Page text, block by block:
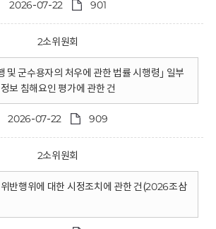
2026-07-22 901
2소위원회
및 군수용자의 처우에 관한 법률 시행령｣ 일부
보 침해요인 평가에 관한 건
2026-07-22 909
2소위원회
반행위에 대한 시정조치에 관한 건(2026조삼